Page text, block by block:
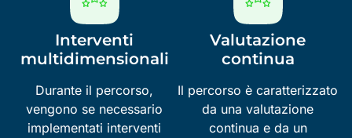
Interventi
multidimensionali
Durante il percorso,
vengono se necessario
implementati interventi
Valutazione
continua
Il percorso è caratterizzato
da una valutazione
continua e da un